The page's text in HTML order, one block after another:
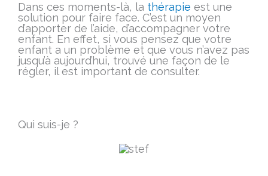
Dans ces moments-là, la thérapie est une
solution pour faire face. C’est un moyen
d’apporter de l’aide, d’accompagner votre
enfant. En effet, si vous pensez que votre
enfant a un problème et que vous n’avez pas
jusqu’à aujourd’hui, trouvé une façon de le
régler, il est important de consulter.
Qui suis-je ?